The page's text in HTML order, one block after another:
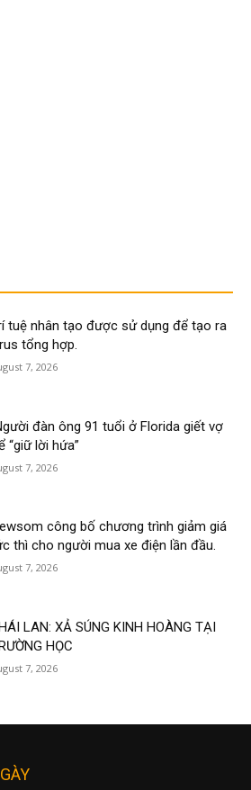
tuệ nhân tạo được sử dụng để tạo ra
tổng hợp.
7, 2026
đàn ông 91 tuổi ở Florida giết vợ
“giữ lời hứa”
7, 2026
công bố chương trình giảm giá
thì cho người mua xe điện lần đầu.
7, 2026
LAN: XẢ SÚNG KINH HOÀNG TẠI
HỌC
7, 2026